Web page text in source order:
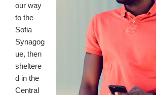
our way
to the
Sofia
Synagog
ue, then
sheltere
d in the
Central